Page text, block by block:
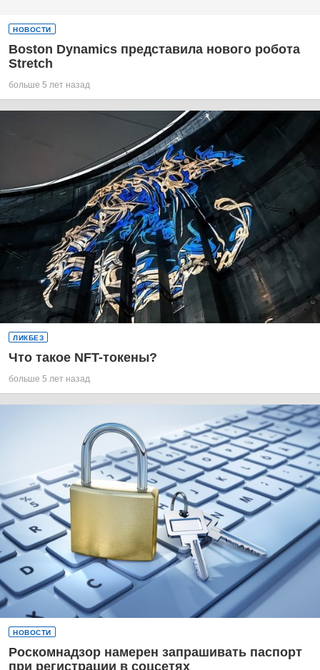
НОВОСТИ
Boston Dynamics представила нового робота
Stretch
больше 5 лет назад
ЛИКБЕЗ
Что такое NFT-токены?
больше 5 лет назад
НОВОСТИ
Роскомнадзор намерен запрашивать паспорт
при регистрации в соцсетях